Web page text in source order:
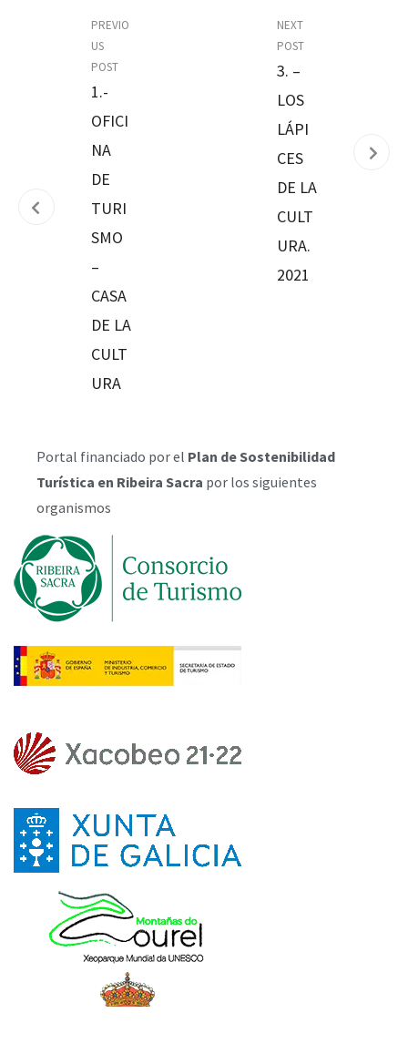
PREVIO
US
POST
1.-
OFICI
NA
DE
TURI
SMO
–
CASA
DE LA
CULT
URA
NEXT
POST
3. –
LOS
LÁPI
CES
DE LA
CULT
URA.
2021
Portal financiado por el Plan de Sostenibilidad
Turística en Ribeira Sacra por los siguientes
organismos